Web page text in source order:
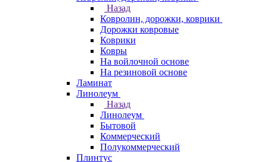
Назад
Ковролин, дорожки, коврики
Дорожки ковровые
Коврики
Ковры
На войлочной основе
На резиновой основе
Ламинат
Линолеум
Назад
Линолеум
Бытовой
Коммерческий
Полукоммерческий
Плинтус